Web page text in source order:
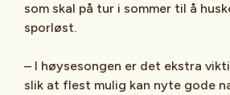
som skal på tur i sommer til å
sporløst.
– I høysesongen er det ekstra
slik at flest mulig kan nyte gode